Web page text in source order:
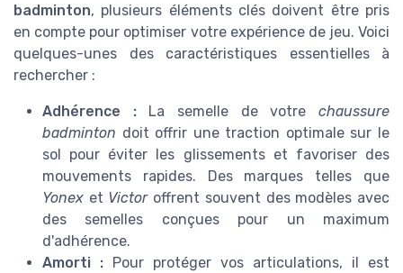
badminton, plusieurs éléments clés doivent être pris
en compte pour optimiser votre expérience de jeu. Voici
quelques-unes des caractéristiques essentielles à
rechercher :
Adhérence : La semelle de votrechaussure
badminton doit offrir une traction optimale sur le
sol pour éviter les glissements et favoriser des
mouvements rapides. Des marques telles que
Yonex et Victoroffrent souvent des modèles avec
des semelles conçues pour un maximum
d'adhérence.
Amorti : Pour protéger vos articulations, il est